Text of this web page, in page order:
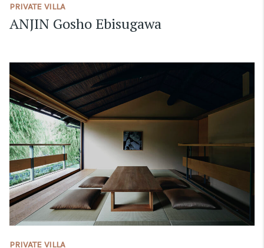
PRIVATE VILLA
ANJIN Gosho Ebisugawa
PRIVATE VILLA